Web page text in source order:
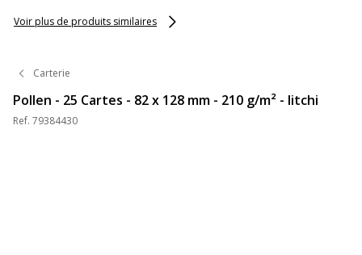
Voir plus de produits similaires
Carterie
Pollen - 25 Cartes - 82 x 128 mm - 210 g/m² - litchi
Ref. 79384430